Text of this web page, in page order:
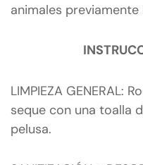
animales
LIMPIEZA GENERAL:
seque con una toalla
pelusa.